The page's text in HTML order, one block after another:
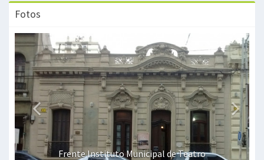
Fotos
Frente Instituto Municipal de Teatro